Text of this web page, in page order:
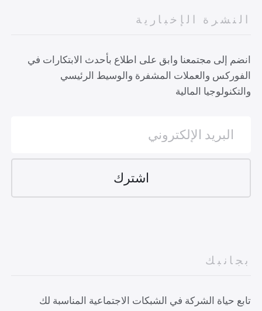
النشرة الإخبارية
انضم إلى مجتمعنا وابق على اطلاع بأحدث الابتكارات في
الفوركس والعملات المشفرة والوسيط الرئيسي
والتكنولوجيا المالية
بجانبك
تابع حياة الشركة في الشبكات الاجتماعية المناسبة لك